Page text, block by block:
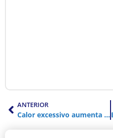
ANTERIOR
Calor excessivo aumenta casos de dengue e câncer em trabalhadores brasileiros